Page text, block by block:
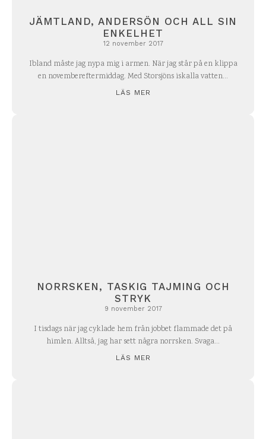
JÄMTLAND, ANDERSÖN OCH ALL SIN
ENKELHET
12 november 2017
Ibland måste jag nypa mig i armen. När jag står på en klippa
en novembereftermiddag. Med Storsjöns iskalla vatten...
LÄS MER
NORRSKEN, TASKIG TAJMING OCH
STRYK
9 november 2017
I tisdags när jag cyklade hem från jobbet flammade det på
himlen. Alltså, jag har sett några norrsken. Svaga...
LÄS MER